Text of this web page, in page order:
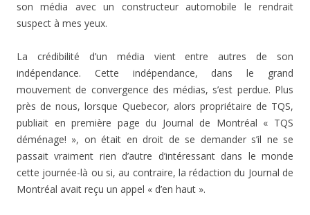
son média avec un constructeur automobile le rendrait
suspect à mes yeux.
La crédibilité d’un média vient entre autres de son
indépendance. Cette indépendance, dans le grand
mouvement de convergence des médias, s’est perdue. Plus
près de nous, lorsque Quebecor, alors propriétaire de TQS,
publiait en première page du Journal de Montréal « TQS
déménage! », on était en droit de se demander s’il ne se
passait vraiment rien d’autre d’intéressant dans le monde
cette journée-là ou si, au contraire, la rédaction du Journal de
Montréal avait reçu un appel « d’en haut ».